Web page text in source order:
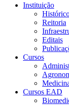
Instituição
Reitoria
Editais
Cursos
Cursos EAD